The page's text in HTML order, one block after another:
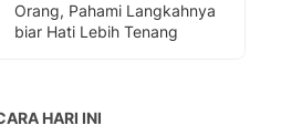
Orang, Pahami Langkahnya
biar Hati Lebih Tenang